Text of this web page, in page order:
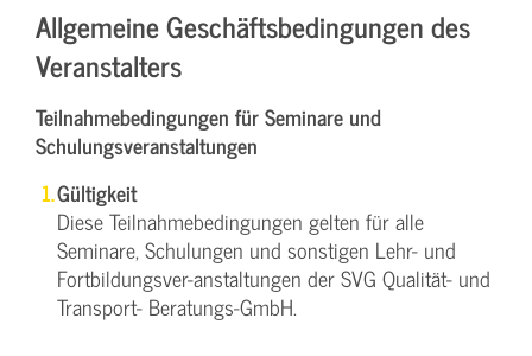
Allgemeine Geschäftsbedingungen des
Veranstalters
Teilnahmebedingungen für Seminare und
Schulungsveranstaltungen
Gültigkeit
Diese Teilnahmebedingungen gelten für alle
Seminare, Schulungen und sonstigen Lehr- und
Fortbildungsver-anstaltungen der SVG Qualität- und
Transport- Beratungs-GmbH.